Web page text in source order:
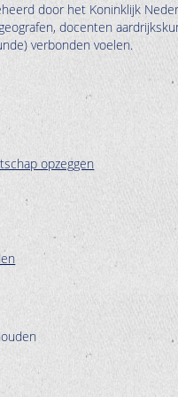
door het Koninklijk
docenten
verbonden voelen.
opzeggen